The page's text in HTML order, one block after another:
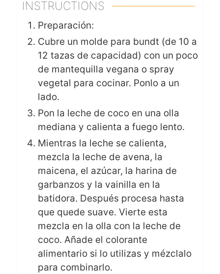
INSTRUCTIONS
Preparación:
Cubre un molde para bundt (de 10 a
12 tazas de capacidad) con un poco
de mantequilla vegana o spray
vegetal para cocinar. Ponlo a un
lado.
Pon la leche de coco en una olla
mediana y calienta a fuego lento.
Mientras la leche se calienta,
mezcla la leche de avena, la
maicena, el azúcar, la harina de
garbanzos y la vainilla en la
batidora. Después procesa hasta
que quede suave. Vierte esta
mezcla en la olla con la leche de
coco. Añade el colorante
alimentario si lo utilizas y mézclalo
para combinarlo.